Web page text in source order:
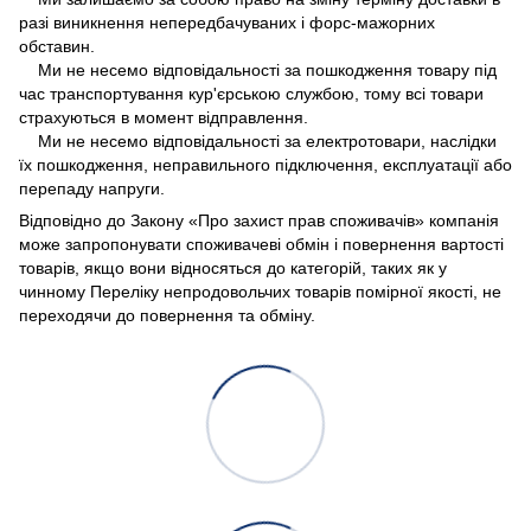
разі виникнення непередбачуваних і форс-мажорних
обставин.
Ми не несемо відповідальності за пошкодження товару під
час транспортування кур'єрською службою, тому всі товари
страхуються в момент відправлення.
Ми не несемо відповідальності за електротовари, наслідки
їх пошкодження, неправильного підключення, експлуатації або
перепаду напруги.
Відповідно до Закону «Про захист прав споживачів» компанія
може запропонувати споживачеві обмін і повернення вартості
товарів, якщо вони відносяться до категорій, таких як у
чинному Переліку непродовольчих товарів помірної якості, не
переходячи до повернення та обміну.